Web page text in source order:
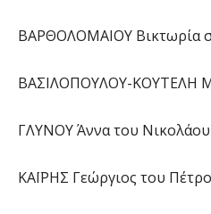
ΒΑΡΘΟΛΟΜΑΙΟΥ Βικτωρία
ΒΑΣΙΛΟΠΟΥΛΟΥ-ΚΟΥΤΕΛΗ
ΓΛΥΝΟΥ Άννα του Νικολάου
ΚΑΪΡΗΣ Γεώργιος του